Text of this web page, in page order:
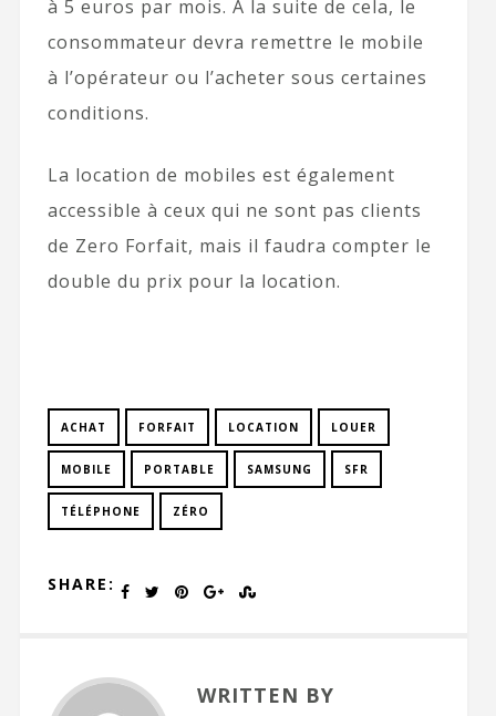
à 5 euros par mois. A la suite de cela, le
consommateur devra remettre le mobile
à l’opérateur ou l’acheter sous certaines
conditions.
La location de mobiles est également
accessible à ceux qui ne sont pas clients
de Zero Forfait, mais il faudra compter le
double du prix pour la location.
ACHAT FORFAIT LOCATION LOUER
MOBILE PORTABLE SAMSUNG SFR
TÉLÉPHONE ZÉRO
SHARE:
WRITTEN BY